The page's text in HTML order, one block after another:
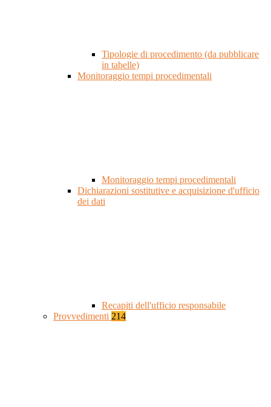
Tipologie di procedimento (da pubblicare
in tabelle)
Monitoraggio tempi procedimentali
Monitoraggio tempi procedimentali
Dichiarazioni sostitutive e acquisizione d'ufficio
dei dati
Recapiti dell'ufficio responsabile
Provvedimenti 214